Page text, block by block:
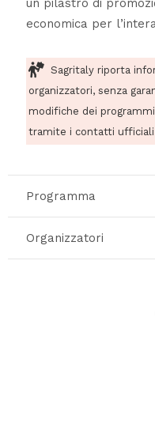
un pilastro di
economica per
Sagritaly riporta
organizzatori, senza
modifiche dei
tramite i contatti
Programma
Organizzatori